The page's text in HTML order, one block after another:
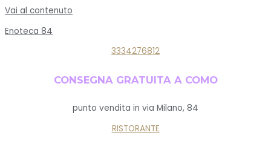
Vai al contenuto
Enoteca 84
3334276812
CONSEGNA GRATUITA A COMO
punto vendita in via Milano, 84
RISTORANTE